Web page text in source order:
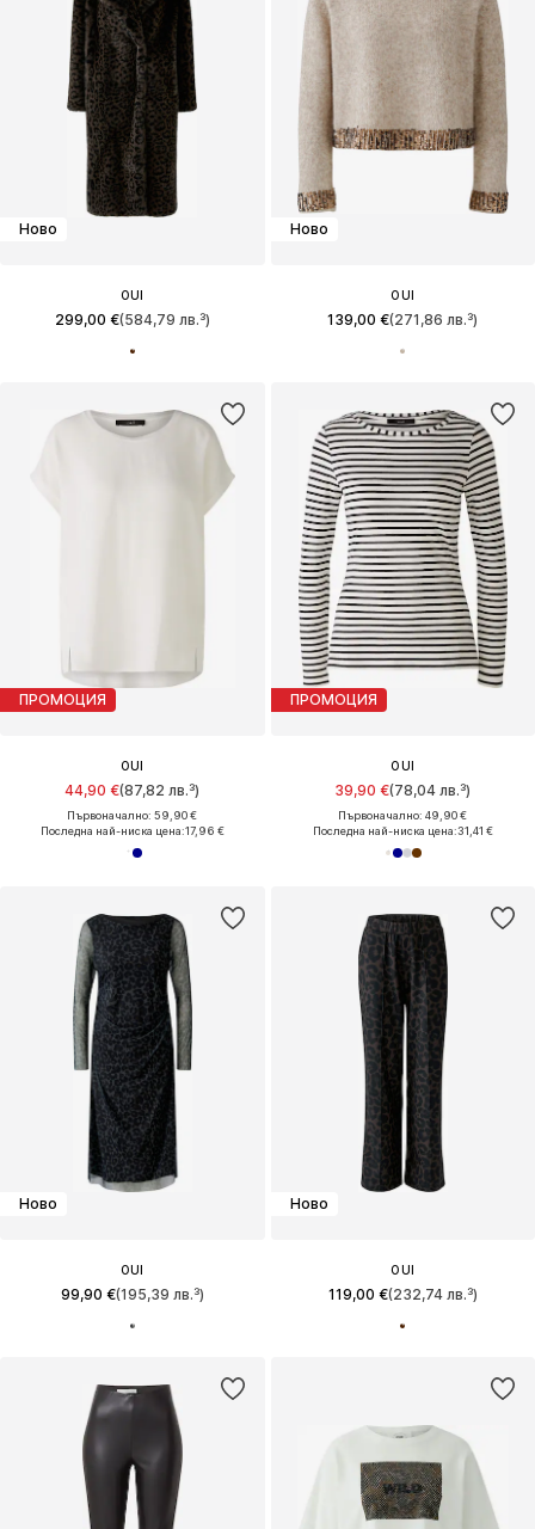
Ново
OUI
299,00 €(584,79 лв.³)
Ново
OUI
139,00 €(271,86 лв.³)
ПРОМОЦИЯ
OUI
44,90 €(87,82 лв.³)
Първоначално: 59,90 €
Последна най-ниска цена:17,96 €
ПРОМОЦИЯ
OUI
39,90 €(78,04 лв.³)
Първоначално: 49,90 €
Последна най-ниска цена:31,41 €
Ново
OUI
99,90 €(195,39 лв.³)
Ново
OUI
119,00 €(232,74 лв.³)